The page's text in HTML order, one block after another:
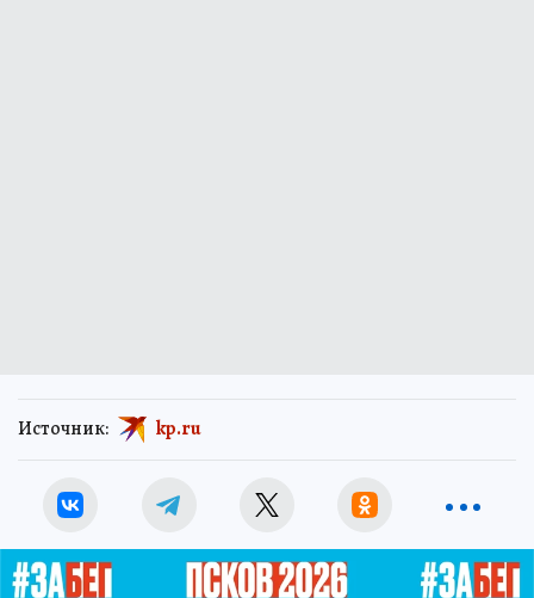
Источник: kp.ru